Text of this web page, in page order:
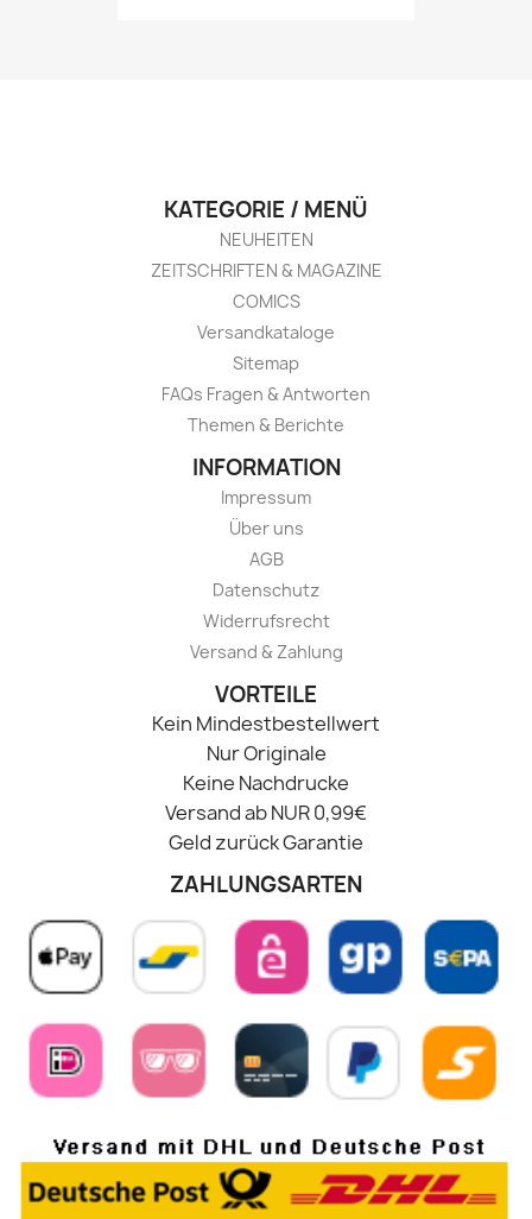
KATEGORIE / MENÜ
NEUHEITEN
ZEITSCHRIFTEN & MAGAZINE
COMICS
Versandkataloge
Sitemap
FAQs Fragen & Antworten
Themen & Berichte
INFORMATION
Impressum
Über uns
AGB
Datenschutz
Widerrufsrecht
Versand & Zahlung
VORTEILE
Kein Mindestbestellwert
Nur Originale
Keine Nachdrucke
Versand ab NUR 0,99€
Geld zurück Garantie
ZAHLUNGSARTEN